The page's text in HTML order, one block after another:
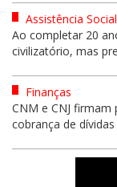
Assistência Social
Ao completar 20
civilizatório, mas
Finanças
CNM e CNJ
cobrança de